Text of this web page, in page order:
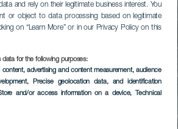
and rely on their legitimate business interest. You
or object to data processing based on legitimate
on “Learn More” or in our Privacy Policy on this
for the following purposes:
content, advertising and content measurement, audience
, Precise geolocation data, and identification
and/or access information on a device, Technical